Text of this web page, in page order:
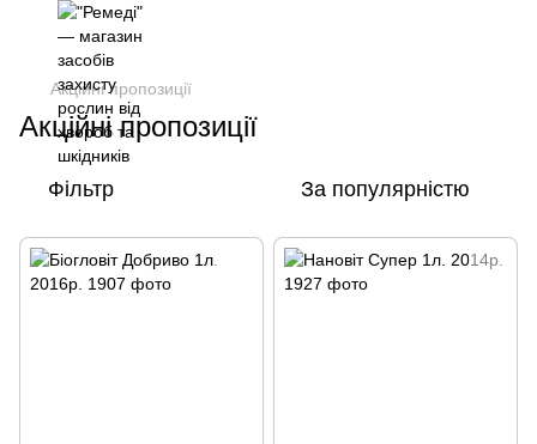
Акційні пропозиції
Акційні пропозиції
Фільтр За популярністю